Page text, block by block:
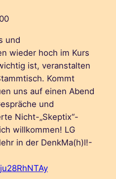
und
wieder hoch im Kurs
ist, veranstalten
Kommt
uns auf einen Abend
und
Nicht-„Skeptix“-
willkommen! LG
in der DenkMa(h)l!-